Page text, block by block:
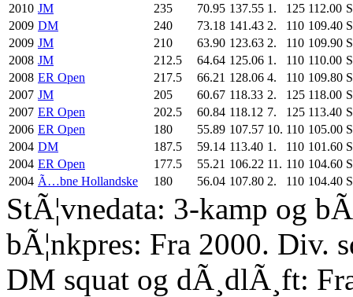
2010 JM 235 70.95 137.55 1. 125 112.00 S
2009 DM 240 73.18 141.43 2. 110 109.40 S
2009 JM 210 63.90 123.63 2. 110 109.90 S
2008 JM 212.5 64.64 125.06 1. 110 110.00 S
2008 ER Open 217.5 66.21 128.06 4. 110 109.80 S
2007 JM 205 60.67 118.33 2. 125 118.00 S
2007 ER Open 202.5 60.84 118.12 7. 125 113.40 S
2006 ER Open 180 55.89 107.57 10. 110 105.00 S
2004 DM 187.5 59.14 113.40 1. 110 101.60 S
2004 ER Open 177.5 55.21 106.22 11. 110 104.60 S
2004 Ã…bne Hollandske 180 56.04 107.80 2. 110 104.40 S
StÃ¦vnedata: 3-kamp og
bÃ¦nkpres: Fra 2000. Div.
DM squat og dÃ¸dlÃ¸ft: